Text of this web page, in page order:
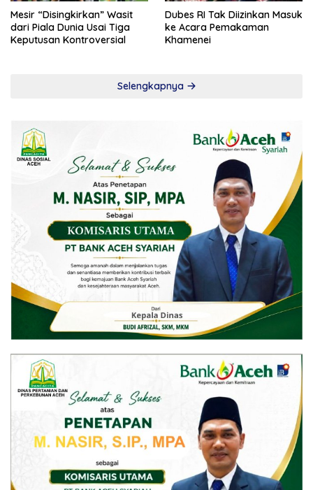
Mesir “Disingkirkan” Wasit
dari Piala Dunia Usai Tiga
Keputusan Kontroversial
Dubes RI Tak Diizinkan Masuk
ke Acara Pemakaman
Khamenei
Selengkapnya